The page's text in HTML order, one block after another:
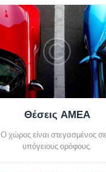
Θέσεις ΑΜΕΑ
Ο χώρος είναι στεγασμένος
υπόγειους ορόφους.